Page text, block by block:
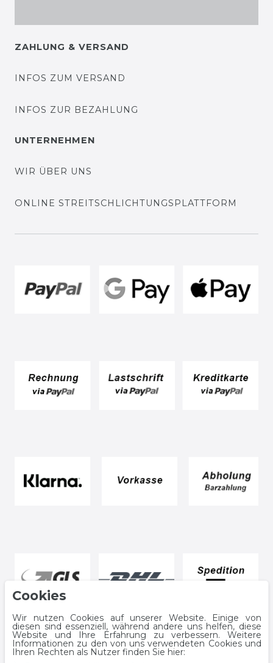
Cookies
Wir nutzen Cookies auf unserer Website. Einige von
diesen sind essenziell, während andere uns helfen, diese
Website und Ihre Erfahrung zu verbessern. Weitere
Informationen zu den von uns verwendeten Cookies und
Ihren Rechten als Nutzer finden Sie hier:
ZAHLUNG & VERSAND
INFOS ZUM VERSAND
INFOS ZUR BEZAHLUNG
UNTERNEHMEN
WIR ÜBER UNS
ONLINE STREITSCHLICHTUNGSPLATTFORM